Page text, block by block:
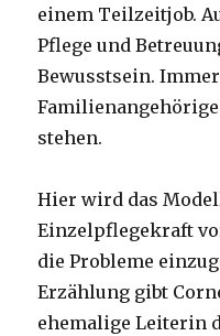
einem Teilzeitjob.
Pflege und
Bewusstsein.
stehen.
Hier wird das
Einzelpflegekraft
die Probleme
Erzählung gibt
ehemalige Leiterin